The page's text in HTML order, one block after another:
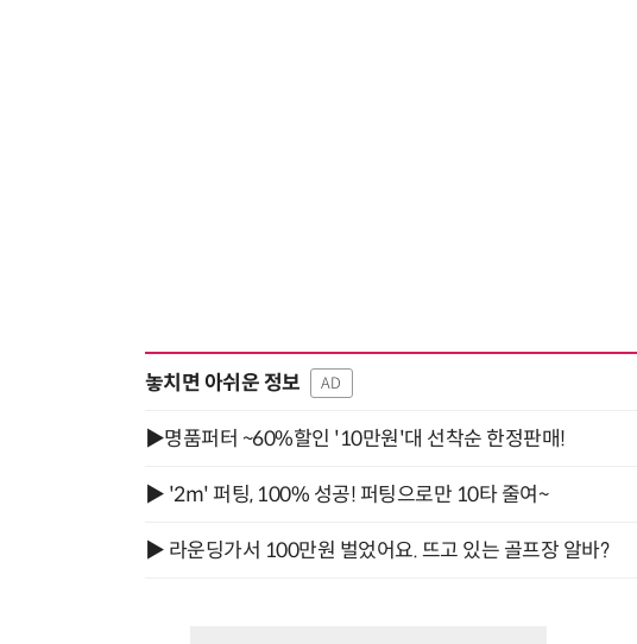
놓치면 아쉬운 정보 AD
▶명품퍼터 ~60%할인 '10만원'대 선착순 한정판매!
▶ '2m' 퍼팅, 100% 성공! 퍼팅으로만 10타 줄여~
▶ 라운딩가서 100만원 벌었어요. 뜨고 있는 골프장 알바?